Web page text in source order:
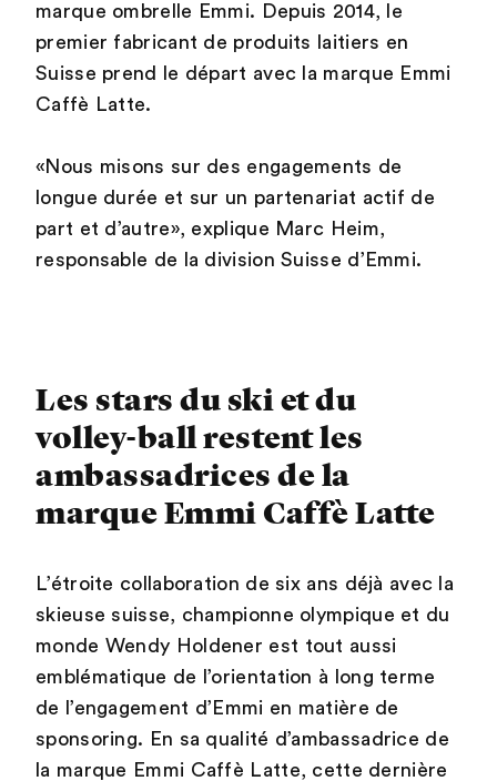
marque ombrelle Emmi. Depuis 2014, le
premier fabricant de produits laitiers en
Suisse prend le départ avec la marque Emmi
Caffè Latte.
«Nous misons sur des engagements de
longue durée et sur un partenariat actif de
part et d’autre», explique Marc Heim,
responsable de la division Suisse d’Emmi.
Les stars du ski et du
volley-ball restent les
ambassadrices de la
marque Emmi Caffè Latte
L’étroite collaboration de six ans déjà avec la
skieuse suisse, championne olympique et du
monde Wendy Holdener est tout aussi
emblématique de l’orientation à long terme
de l’engagement d’Emmi en matière de
sponsoring. En sa qualité d’ambassadrice de
la marque Emmi Caffè Latte, cette dernière